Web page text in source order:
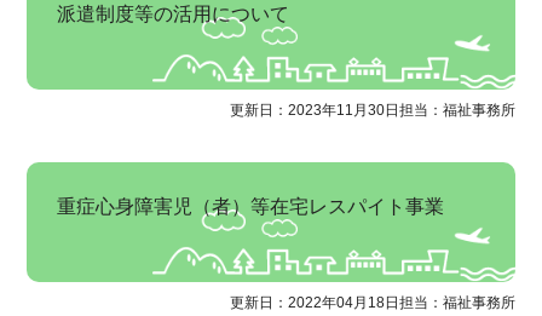
派遣制度等の活用について
更新日：2023年11月30日 担当：福祉事務所
重症心身障害児（者）等在宅レスパイト事業
更新日：2022年04月18日 担当：福祉事務所